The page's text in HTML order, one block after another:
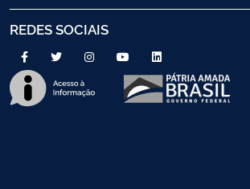
REDES SOCIAIS